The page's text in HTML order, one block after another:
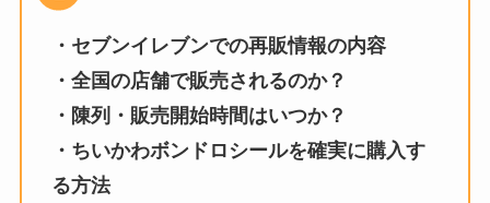
・セブンイレブンでの再販情報の内容
・全国の店舗で販売されるのか？
・陳列・販売開始時間はいつか？
・ちいかわボンドロシールを確実に購入す
る方法